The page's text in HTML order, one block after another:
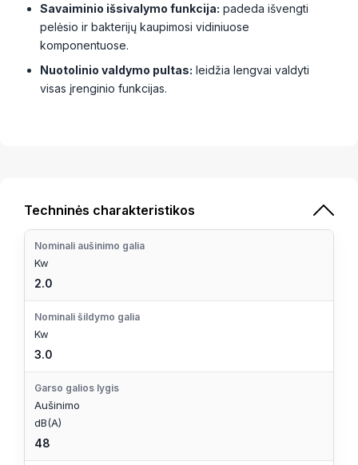
Savaiminio išsivalymo funkcija: padeda išvengti
pelėsio ir bakterijų kaupimosi vidiniuose
komponentuose.
Nuotolinio valdymo pultas: leidžia lengvai valdyti
visas įrenginio funkcijas.
Techninės charakteristikos
Nominali aušinimo galia
Kw
2.0
Nominali šildymo galia
Kw
3.0
Garso galios lygis
Aušinimo
dB(A)
48